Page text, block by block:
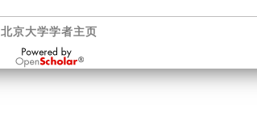
北京大学学者主页
OpenScholar